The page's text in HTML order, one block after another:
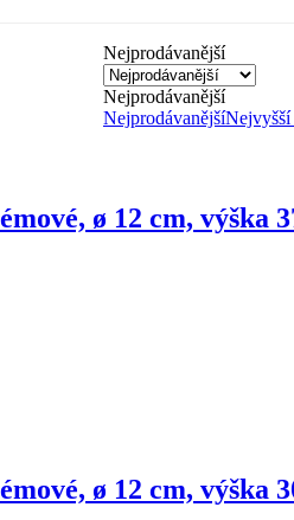
Nejprodávanější
Nejprodávanější
NejprodávanějšíNejvyšší
ø 12 cm, výška
ø 12 cm, výška